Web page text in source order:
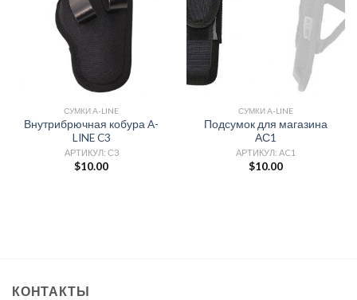
СУМКИ A-LINE
Внутрибрючная кобура A-
LINE C3
АРТИКУЛ: С3
$10.00
СУМКИ A-LINE
Подсумок для магазина
АС1
АРТИКУЛ: AC1
$10.00
КОНТАКТЫ